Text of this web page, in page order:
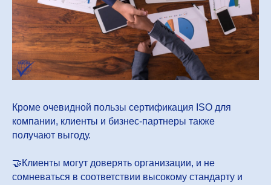
Кроме очевидной пользы сертификация ISO для
компании, клиенты и бизнес-партнеры также
получают выгоду.
🤝Клиенты могут доверять организации, и не
сомневаться в соответствии высокому стандарту и